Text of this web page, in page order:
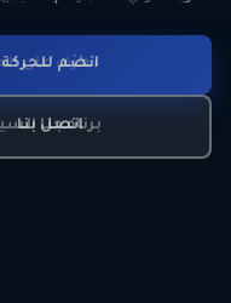
تعرّف على
برنامجنا
انضم للحركة
اتصل بنا